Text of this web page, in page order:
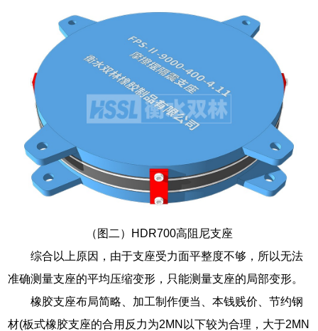
（图二）HDR700高阻尼支座
综合以上原因，由于支座受力面平整度不够，所以无法
准确测量支座的平均压缩变形，只能测量支座的局部变形。
橡胶支座布局简略、加工制作便当、本钱贱价、节约钢
材(板式橡胶支座的合用反力为2MN以下较为合理，大于2MN